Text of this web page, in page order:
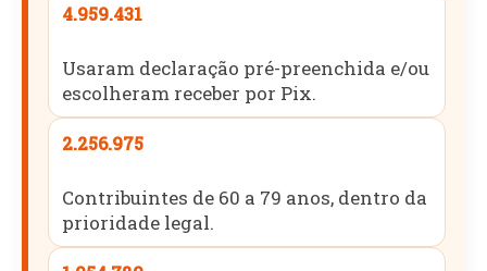
4.959.431
Usaram declaração pré-preenchida e/ou
escolheram receber por Pix.
2.256.975
Contribuintes de 60 a 79 anos, dentro da
prioridade legal.